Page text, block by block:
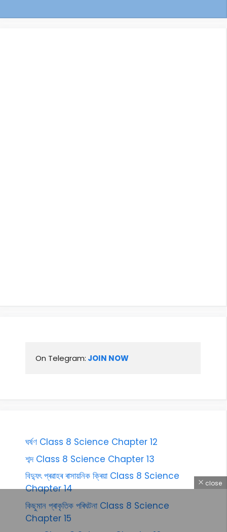
On Telegram: JOIN NOW
ঘৰ্ষণ Class 8 Science Chapter 12
শব্দ Class 8 Science Chapter 13
বিদ্যুৎ প্ৰৱাহৰ ৰাসায়নিক ক্ৰিয়া Class 8 Science
Chapter 14
কিছুমান প্ৰাকৃতিক পৰিঘটনা Class 8 Science
Chapter 15
close